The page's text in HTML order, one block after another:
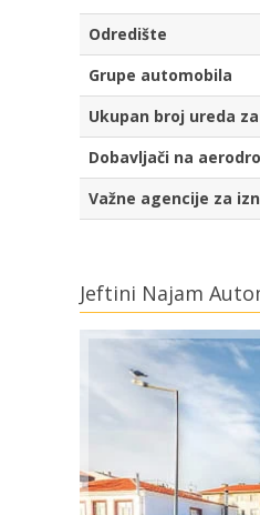
Odredište
Grupe automobila
Ukupan broj ureda
Dobavljači na
Važne agencije za
Jeftini Najam